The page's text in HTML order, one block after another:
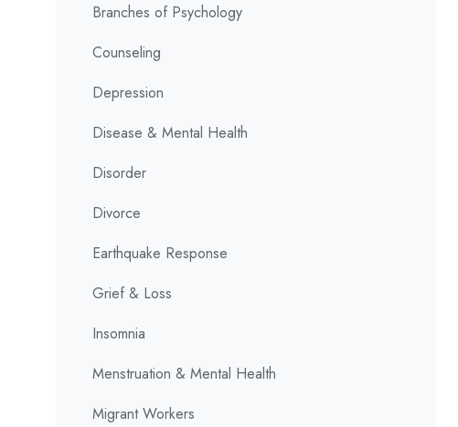
Branches of Psychology
Counseling
Depression
Disease & Mental Health
Disorder
Divorce
Earthquake Response
Grief & Loss
Insomnia
Menstruation & Mental Health
Migrant Workers